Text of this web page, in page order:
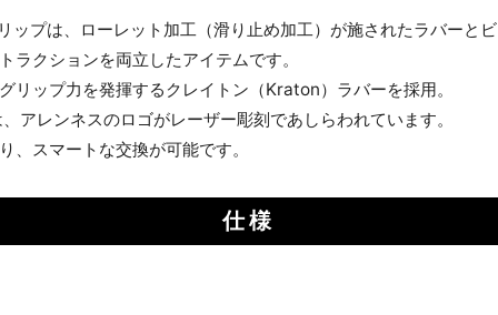
プは、ローレット加工（滑り止め加工）が施されたラバーと
クションを両立したアイテムです。
リップ力を発揮するクレイトン（Kraton）ラバーを採用。
アレンネスのロゴがレーザー彫刻であしらわれています。
、スマートな交換が可能です。
仕様